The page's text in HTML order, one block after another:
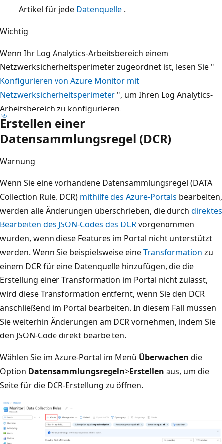
Artikel für jede Datenquelle .
Wichtig
Wenn Ihr Log Analytics-Arbeitsbereich einem
Netzwerksicherheitsperimeter zugeordnet ist, lesen Sie "
Konfigurieren von Azure Monitor mit
Netzwerksicherheitsperimeter ", um Ihren Log Analytics-
Arbeitsbereich zu konfigurieren.
Erstellen einer
Datensammlungsregel (DCR)
Warnung
Wenn Sie eine vorhandene Datensammlungsregel (DATA
Collection Rule, DCR) mithilfe des Azure-Portals bearbeiten,
werden alle Änderungen überschrieben, die durch direktes
Bearbeiten des JSON-Codes des DCRvorgenommen
wurden, wenn diese Features im Portal nicht unterstützt
werden. Wenn Sie beispielsweise eineTransformation zu
einem DCR für eine Datenquelle hinzufügen, die die
Erstellung einer Transformation im Portal nicht zulässt,
wird diese Transformation entfernt, wenn Sie den DCR
anschließend im Portal bearbeiten. In diesem Fall müssen
Sie weiterhin Änderungen am DCR vornehmen, indem Sie
den JSON-Code direkt bearbeiten.
Wählen Sie im Azure-Portal im Menü Überwachen die
Option Datensammlungsregeln>Erstellen aus, um die
Seite für die DCR-Erstellung zu öffnen.